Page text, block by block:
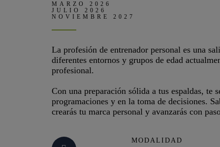
MARZO 2026
JULIO 2026
NOVIEMBRE 2027
La profesión de entrenador personal es una
diferentes entornos y grupos de edad
profesional.
Con una preparación sólida a tus espaldas, te
programaciones y en la toma de decisiones.
crearás tu marca personal y avanzarás con
MODALIDAD